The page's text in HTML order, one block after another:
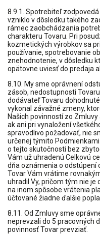
8.9.1. Spotrebiteľ
vzniklo v dôsledku takého
rámec zaobchádzania
charakteru Tovaru. Pri
kozmetických výrobkov sa
používanie, spotrebovanie
znehodnotenie, v dôsledku
opätovne uviesť do predaja
8.10. My sme oprávnení
zásob, nedostupnosti
dodávateľ Tovaru
vykonal závažné zmeny,
Našich povinností zo
ak ani pri vynaložení
spravodlivo požadovať, nie
určenej týmito
o tejto skutočnosti bez
Vám už uhradenú Celkovú
dňa oznámenia o odstúpení
Tovar Vám vrátime
uhradil Vy, pričom tým nie
na inom spôsobe vrátenia
účtované žiadne ďalšie
8.11. Od Zmluvy sme
neprevzali do 5 pracovných
povinnosť Tovar prevziať.